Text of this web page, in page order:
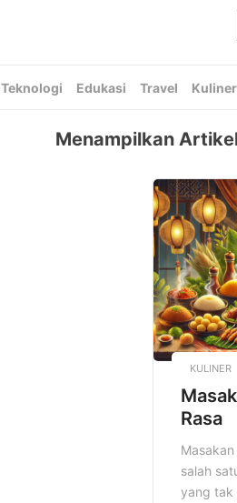
Teknologi Edukasi Travel Kuliner
Menampilkan
KULINER
Rasa
salah
yang tak